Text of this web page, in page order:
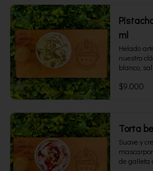
ml
Helado
nuestro
blanco,
pistacho.
porciones.
$9.000
Torta
Suave y
de galleta